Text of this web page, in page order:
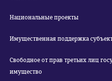
Национальные проекты
Имущественная поддержка
Свободное от прав третьих лиц
имущество